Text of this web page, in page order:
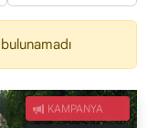
KAMPANYA